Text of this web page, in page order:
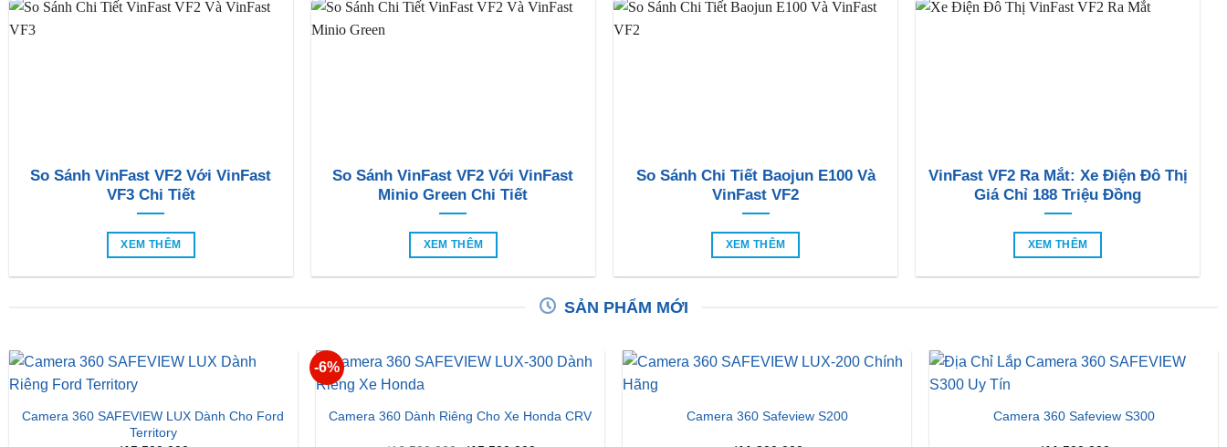
So Sánh VinFast VF2 Với VinFast
VF3 Chi Tiết
XEM THÊM
So Sánh VinFast VF2 Với VinFast
Minio Green Chi Tiết
XEM THÊM
So Sánh Chi Tiết Baojun E100 Và
VinFast VF2
XEM THÊM
VinFast VF2 Ra Mắt: Xe Điện Đô Thị
Giá Chỉ 188 Triệu Đồng
XEM THÊM
SẢN PHẨM MỚI
Camera 360 SAFEVIEW LUX Dành Cho Ford
Territory
-6%
Camera 360 Dành Riêng Cho Xe Honda CRV Camera 360 Safeview S200 Camera 360 Safeview S300